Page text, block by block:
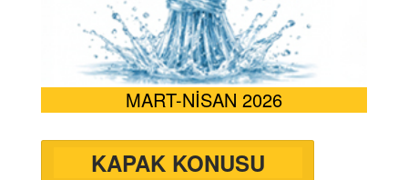
MART-NİSAN 2026
KAPAK KONUSU